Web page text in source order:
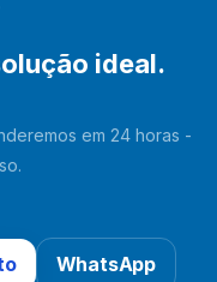
ideal.
em 24 horas -
WhatsApp